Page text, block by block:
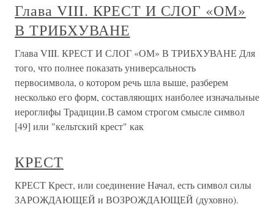
Глава VIII. КРЕСТ И СЛОГ «ОМ»
В ТРИБХУВАНЕ
Глава VIII. КРЕСТ И СЛОГ «ОМ» В ТРИБХУВАНЕ Для
того, что полнее показать универсальность
первосимвола, о котором речь шла выше, разберем
несколько его форм, составляющих наиболее изначальные
иероглифы Традиции.В самом строгом смысле символ
[49] или "кельтский крест" как
КРЕСТ
КРЕСТ Крест, или соединение Начал, есть символ силы
ЗАРОЖДАЮЩЕЙ и ВОЗРОЖДАЮЩЕЙ (духовно).